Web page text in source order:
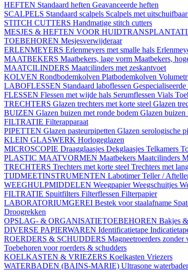
HEFTEN Standaard heften Geavanceerde heften
SCALPELS Standaard scalpels Scalpels met
STITCH CUTTERS Handmatige stitch cutters
MESJES & HEFTEN VOOR
TOEBEHOREN Mesjesverwijderaar
ERLENMEYERS Erlenmeyers met smalle hals
MAATBEKERS Maatbekers, lage vorm Maatbekers,
MAATCILINDERS Maatcilinders met zeskantvoet
KOLVEN Rondbodemkolven Platbodemkolven
LABOFLESSEN Standaard laboflessen
FLESSEN Flessen met wijde hals Serumflessen Vials
TRECHTERS Glazen trechters met korte steel Glazen
BUIZEN Glazen buizen met ronde bodem Glazen buizen
FILTRATIE Filterapparaat
PIPETTEN Glazen pasteurpipetten Glazen serologische
KLEIN GLASWERK Horlogeglazen
MICROSCOPIE Draagglaasjes Dekglaasjes Telkamers
PLASTIC MAATVORMEN Maatbekers Maatcilinders
TRECHTERS Trechters met korte steel Trechters met
TIJDMEETINSTRUMENTEN LabotimerTeller /
WEEGHULPMIDDELEN WeegpapierWeegschuitjes
FILTRATIE Spuitfilters Filterflessen Filterpapier
LABORATORIUMGEREI Bestek voor staalafname
Droogrekken
OPSLAG- & ORGANISATIETOEBEHOREN Bakjes
DIVERSE PAPIERWAREN Identificatietape
ROERDERS & SCHUDDERS Magneetroerders zonder
Toebehoren voor roerders & schudders
KOELKASTEN & VRIEZERS Koelkasten Vriezers
WATERBADEN (BAINS-MARIE) Ultrasone